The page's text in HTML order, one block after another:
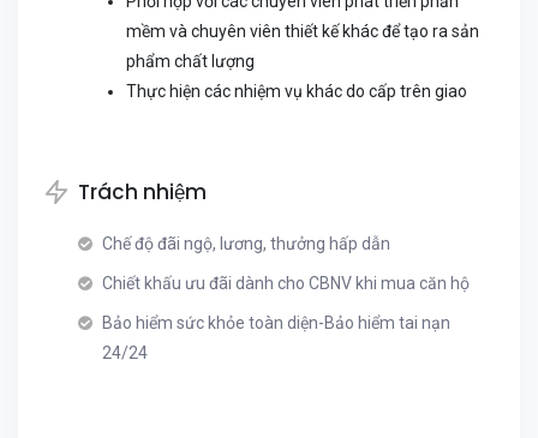
mềm và chuyên viên thiết kế khác để tạo ra sản
phẩm chất lượng
Thực hiện các nhiệm vụ khác do cấp trên giao
Trách nhiệm
Chế độ đãi ngộ, lương, thưởng hấp dẫn
Chiết khấu ưu đãi dành cho CBNV khi mua căn hộ
Bảo hiểm sức khỏe toàn diện-Bảo hiểm tai nạn
24/24